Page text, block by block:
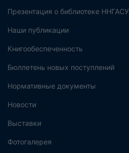
Презентация о библиотеке ННГАСУ
Наши публикации
Книгообеспеченность
Бюллетень новых поступлений
Нормативные документы
Новости
Выставки
Фотогалерея